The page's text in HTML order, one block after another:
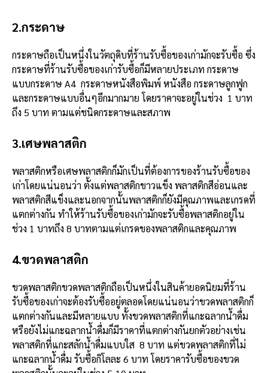
2.กระดาษ
กระดาษถือเป็นหนึ่งในวัตถุดิบที่ร้านรับซื้อของเก่ามักจะรับซื้อ ซึ่ง
กระดาษที่ร้านรับซื้อของเก่ารับซื้อก็มีหลายประเภท กระดาษ
แบบกระดาษ A4 กระดาษหนังสือพิมพ์ หนังสือ กระดาษลูกฟูก
และกระดาษแบบอื่นๆอีกมากมาย โดยราคาจะอยู่ในช่วง 1 บาท
ถึง 5 บาท ตามแต่ชนิดกระดาษและสภาพ
3.เศษพลาสติก
พลาสติกหรือเศษพลาสติกก็มักเป็นที่ต้องการของร้านรับซื้อของ
เก่าโดยแน่นอนว่า ตั้งแต่พลาสติกขาวแข็ง พลาสติกสีอ่อนและ
พลาสติกสีแข็งและนอกจากนั้นพลาสติกก็ยังมีคุณภาพและเกรดที่
แตกต่างกัน ทำให้ร้านรับซื้อของเก่ามักจะรับซื้อพลาสติกอยู่ใน
ช่วง 1 บาทถึง 8 บาทตามแต่เกรดของพลาสติกและคุณภาพ
4.ขวดพลาสติก
ขวดพลาสติกขวดพลาสติกถือเป็นหนึ่งในสินค้ายอดนิยมที่ร้าน
รับซื้อของเก่าจะต้องรับซื้ออยู่ตลอดโดยแน่นอนว่าขวดพลาสติกก็
แตกต่างกันและมีหลายแบบ ทั้งขวดพลาสติกที่แกะฉลากน้ำดื่ม
หรือยังไม่แกะฉลากน้ำดื่มก็มีราคาที่แตกต่างกันยกตัวอย่างเช่น
พลาสติกที่แกะสลักน้ำดื่มแบบใส 8 บาท แต่ขวดพลาสติกที่ไม่
แกะฉลากน้ำดื่ม รับซื้อกิโลละ 6 บาท โดยราคารับซื้อของขวด